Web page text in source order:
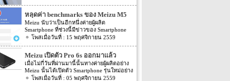
TENAA แล้ว โดยรายละเอียดของตัวเครื่องที่
ปรากฏทางหน้าเว็บไซต์ TENAA นั้นระบุว่า
Meizu M5S จะมี 2 รุ่นให้เลือกอย่างรุ่น
M612Q และรุ่น M612M โดยทั้ง 2 รุ่นอย่าง
M612Q และรุ่น M612M นั้นจมี Spec ภายใน
ตัวเครื่องที่เหมือนกัน โดย Spec ของตัวเครื่อง
ที่เปิดเผยผ่านหน้าเว็บไซต์ TENAA นั้นระบุว่า
ตัวเครื่องจะถูกขับเคลื่อนด้วย Chipset ที่
ทำงานเป็นแบบ octa-core โดยจะประมวลผล
ความเร็วอยู่ที่ […]
ใหม่จากทางค่ายผู้ผลิตอย่าง Meizu นั้นถูกเปิด
เผยผ่านโลกอินเตอร์เน็ตนั้นเอง สำหรับ
Smartphone รุ่นใหม่ของทางค่ายผู้ผลิตอย่าง
Meizu ที่ถูกเปิดเผยลงมาบนโลกอินเตอร์เน็ต
นั้น ตามรายละเอียดของข่าวที่ออกมานั้นระบุ
ว่าชื่อรุ่นออกมาว่าจะมีชื่อเป็นรุ่นใหม่อย่าง
Meizu X นั้นเอง โดยสิ่งที่น่าสนใจของ Meizu
X รุ่นใหม่นี้จะเป็นทางด้านหลังของตัวเครื่อง
โดยรายละเอียดนั้นระบุว่า Meizu X รุ่นใหม่นี้
นั้นจะมีความคล้ายกับ Huawei Honor 8 ของ
หลุดค่า benchmarks ของ Meizu M5
Note
Meizu นับว่าเป็นอีกหนึ่งค่ายผู้ผลิต
Smartphone ที่ช่วงนี้มีข่าวของ Smartphone
รุ่นใหม่ๆ ออกมาน้อย แต่ล่าสุดนั้นเหล่าแฟนๆ
เต้นกันอีกครั้งเพราะล่าสุดนั้นกลับมีข่าว
ความคืบหน้าของ Smartphone รุ่นใหม่ของ
ทาง Meizu ออกมาแล้ว สำหรับข่าวล่าสุดของ
Smartphone รุ่นใหม่ของทางค่ายผู้ผลิตอย่าง
Meizu นั้นตามรายละเอียดของข่าวระบุว่าบน
15 พฤศจิกายน 2559
Meizu เปิดตัว Pro 6s ออกมาแล้ว
เมื่อไม่กี่วันที่ผ่านมานี้นั้นทางค่ายผู้ผลิตอย่าง
Meizu นั้นได้เปิดตัว Smartphone รุ่นใหม่อย่าง
Pro 6s ออกมาแล้ว โดยลักษณะของตัวเครื่อง
05 พฤศจิกายน 2559